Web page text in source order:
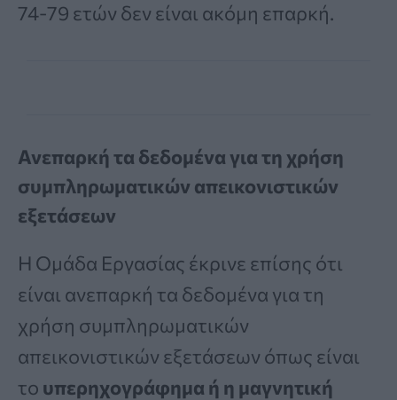
74-79 ετών δεν είναι ακόμη επαρκή.
Ανεπαρκή τα δεδομένα για τη χρήση
συμπληρωματικών απεικονιστικών
εξετάσεων
Η Ομάδα Εργασίας έκρινε επίσης ότι
είναι ανεπαρκή τα δεδομένα για τη
χρήση συμπληρωματικών
απεικονιστικών εξετάσεων όπως είναι
το υπερηχογράφημα ή η μαγνητική